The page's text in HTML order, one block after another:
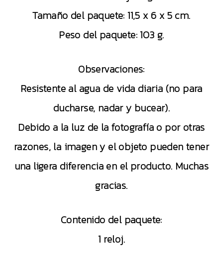
Tamaño del paquete: 11,5 x 6 x 5 cm.
Peso del paquete: 103 g.
Observaciones:
Resistente al agua de vida diaria (no para
ducharse, nadar y bucear).
Debido a la luz de la fotografía o por otras
razones, la imagen y el objeto pueden tener
una ligera diferencia en el producto. Muchas
gracias.
Contenido del paquete:
1 reloj.